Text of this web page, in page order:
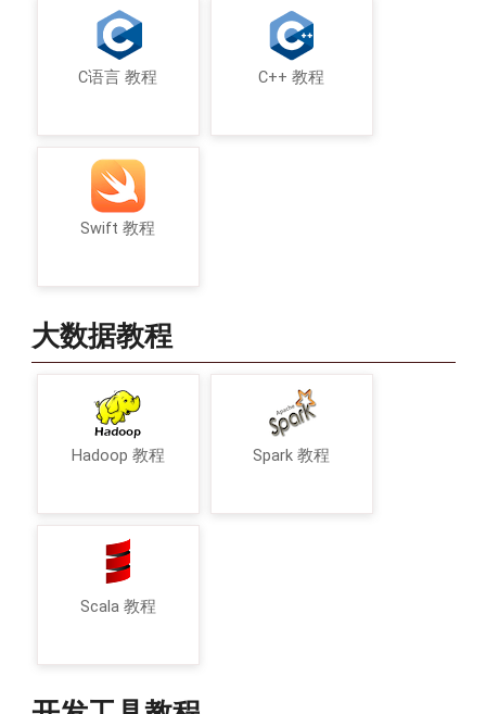
C语言 教程 C++ 教程
Swift 教程
大数据教程
Hadoop 教程 Spark 教程
Scala 教程